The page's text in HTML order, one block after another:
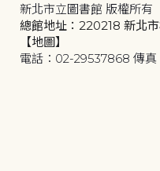
新北市立圖書館 版權所有
總館地址：220218 新北
【地圖】
電話：02-29537868 傳